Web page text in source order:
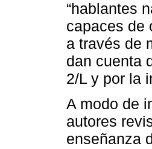
“hablantes
capaces de
a través de
dan cuenta
2/L y por la
A modo de
autores
enseñanza